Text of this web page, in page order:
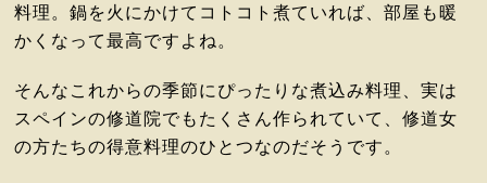
料理。鍋を火にかけてコトコト煮ていれば、部屋も暖
かくなって最高ですよね。
そんなこれからの季節にぴったりな煮込み料理、実は
スペインの修道院でもたくさん作られていて、修道女
の方たちの得意料理のひとつなのだそうです。